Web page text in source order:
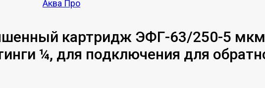
Аква Про
картридж ЭФГ-63/250-5 мкм
¼, для подключения для